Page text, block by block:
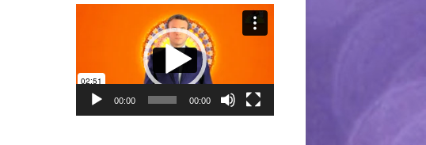
Lecteur
00:00 00:00